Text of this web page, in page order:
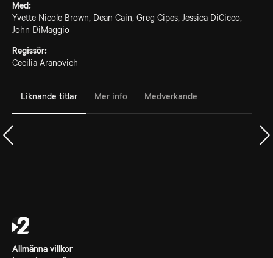
Med:
Yvette Nicole Brown, Dean Cain, Greg Cipes, Jessica DiCicco,
John DiMaggio
Regissör:
Cecilia Aranovich
Liknande titlar Mer info Medverkande
Allmänna villkor